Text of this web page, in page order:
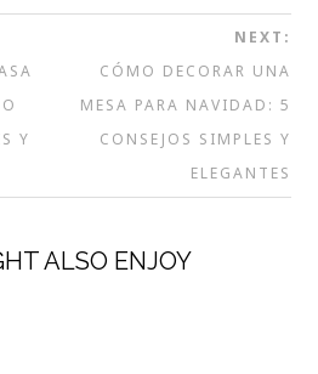
Y
NEXT:
CÓMO DECORAR UNA
MESA PARA NAVIDAD: 5
CONSEJOS SIMPLES Y
ELEGANTES
ALSO ENJOY